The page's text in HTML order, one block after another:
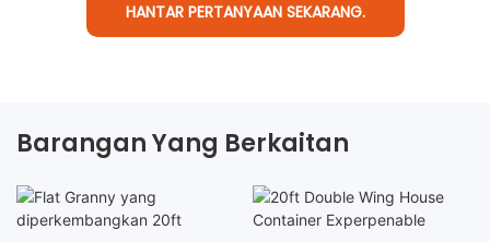
HANTAR PERTANYAAN SEKARANG.
Barangan Yang Berkaitan